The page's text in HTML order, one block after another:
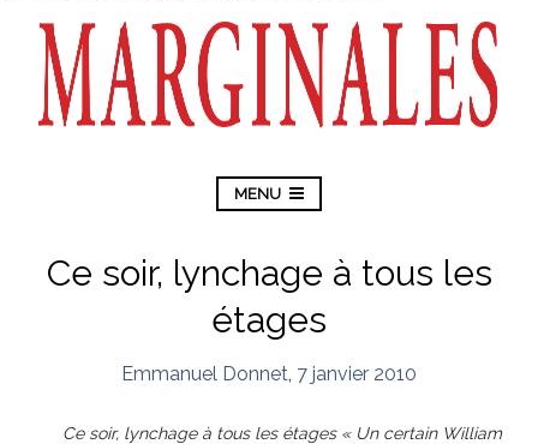
MENU
Ce soir, lynchage à tous les
étages
Emmanuel Donnet 7 janvier 2010
Ce soir, lynchage à tous les étages « Un certain William